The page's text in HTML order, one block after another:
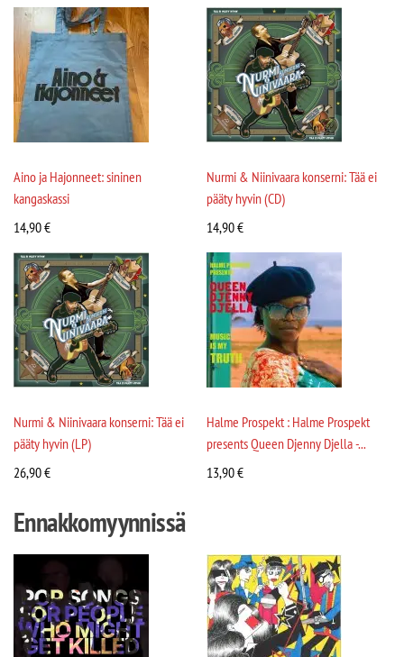
Aino ja Hajonneet: sininen
kangaskassi
14,90€
Nurmi & Niinivaara konserni: Tää ei
pääty hyvin (CD)
14,90€
Nurmi & Niinivaara konserni: Tää ei
pääty hyvin (LP)
26,90€
Halme Prospekt : Halme Prospekt
presents Queen Djenny Djella -...
13,90€
Ennakkomyynnissä